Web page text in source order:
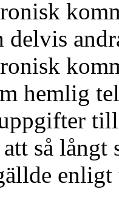
hemlig
att så
enligt